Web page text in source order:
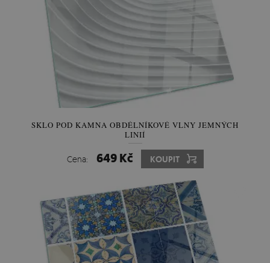
SKLO POD KAMNA OBDÉLNÍKOVÉ VLNY JEMNÝCH
LINIÍ
Cena: 649 Kč KOUPIT